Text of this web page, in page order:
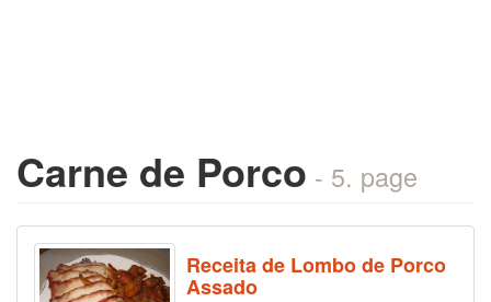
Carne de Porco - 5. page
Receita de Lombo de Porco
Assado